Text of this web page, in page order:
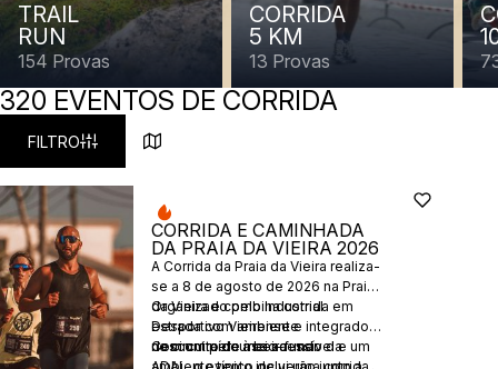
TRAIL
RUN
154 Provas
CORRIDA
5 KM
13 Provas
320 EVENTOS DE CORRIDA
FILTRO
CORRIDA E CAMINHADA
DA PRAIA DA VIEIRA 2026
A Corrida da Praia da Vieira realiza-
se a 8 de agosto de 2026 na Praia
da Vieira e combina corrida em
estrada com ambiente
descontraído à beira-mar.
Organizado pelo Industrial
Desportivo Vieirense e integrado
no circuito de meio-fundo da
Com um percurso acessível e um